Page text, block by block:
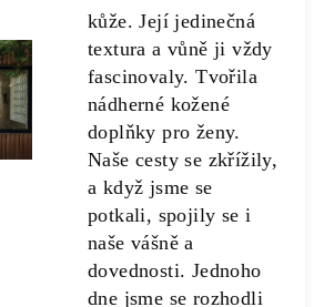
kůže. Její jedinečná
textura a vůně ji vždy
fascinovaly. Tvořila
nádherné kožené
doplňky pro ženy.
Naše cesty se zkřížily,
a když jsme se
potkali, spojily se i
naše vášně a
dovednosti. Jednoho
dne jsme se rozhodli